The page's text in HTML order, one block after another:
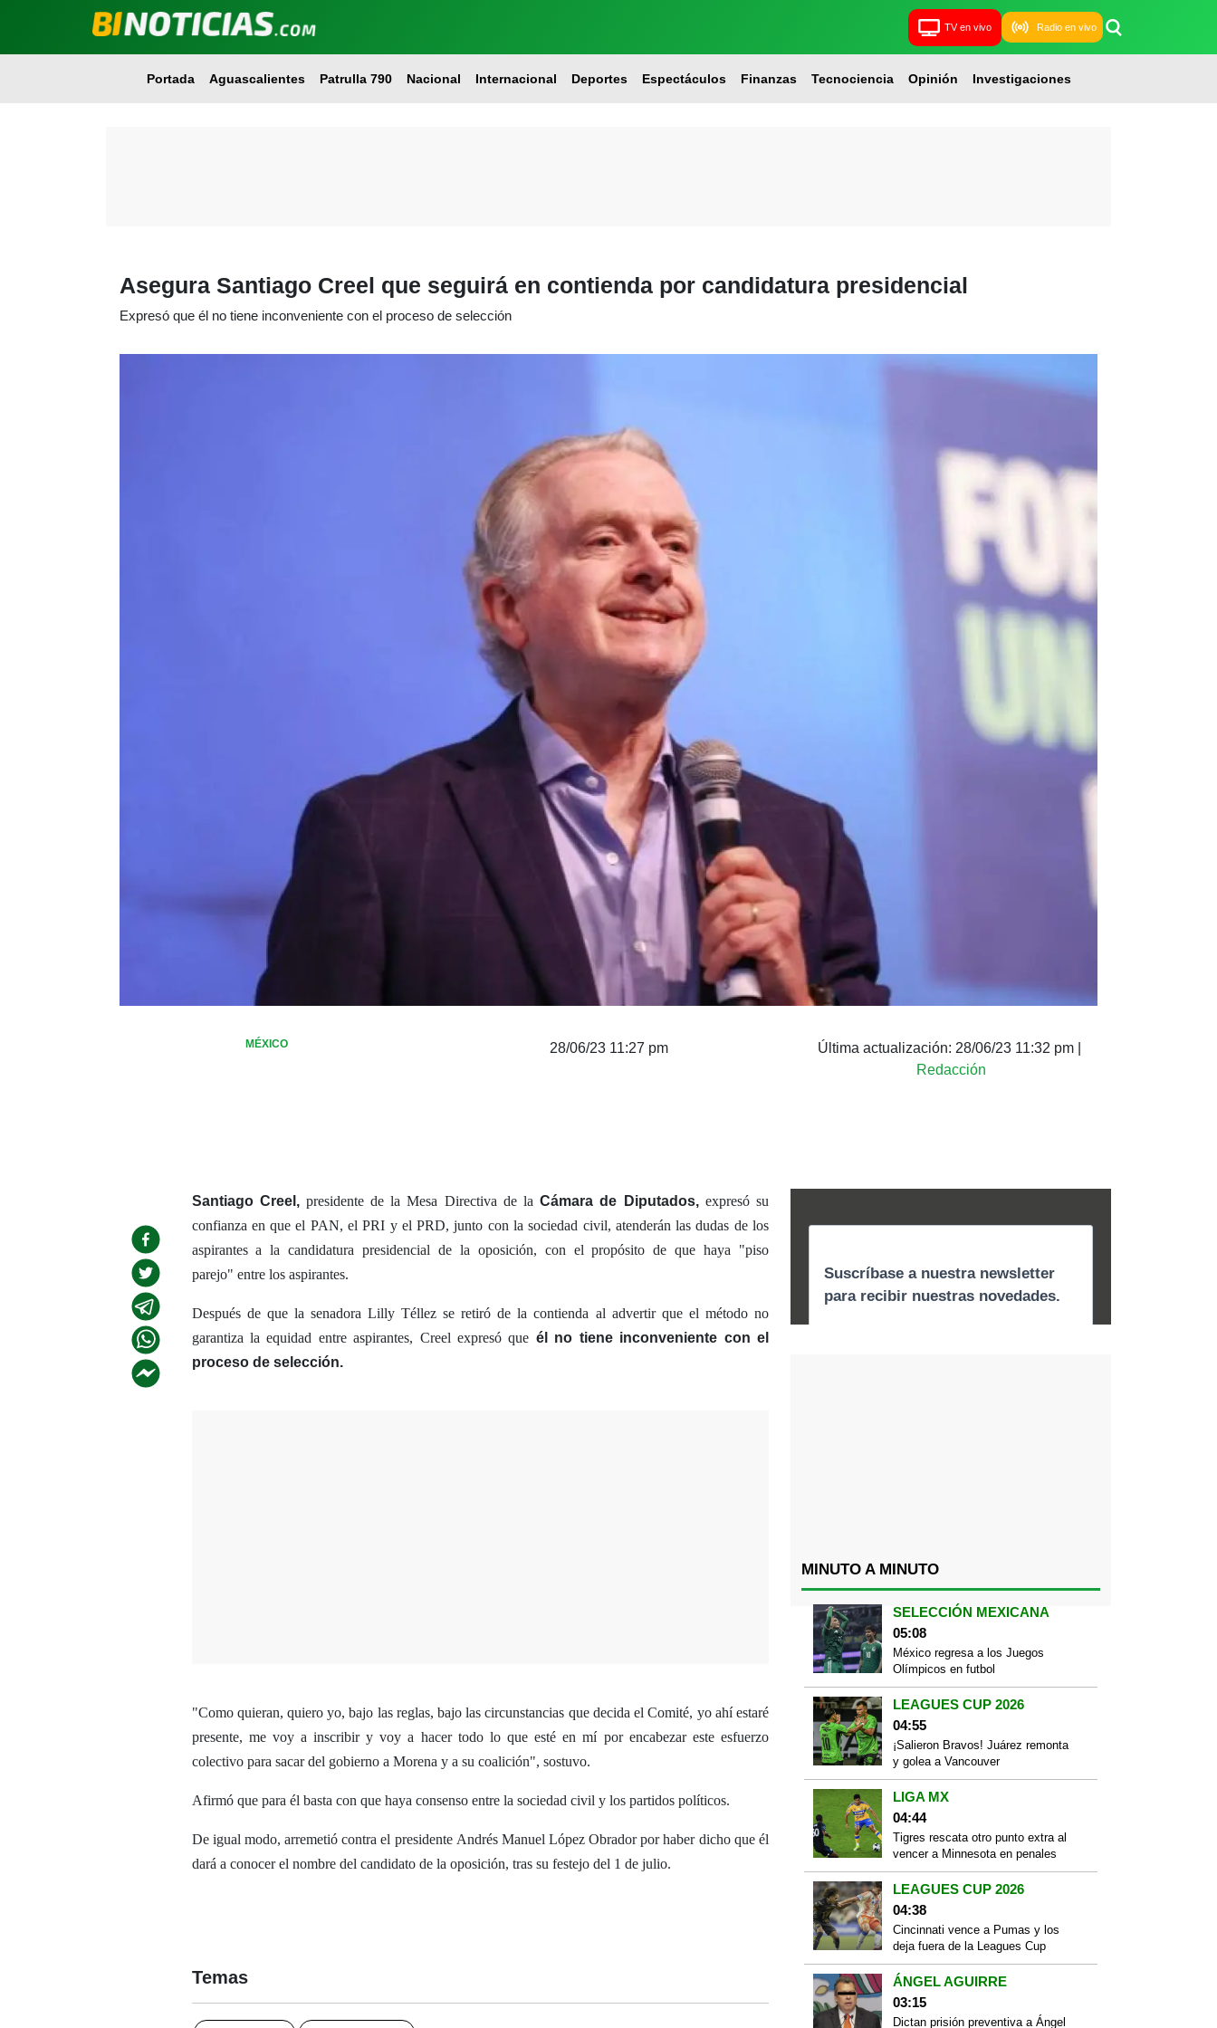
TV en vivo Radio en vivo
Portada Aguascalientes Patrulla 790 Nacional Internacional Deportes Espectáculos Finanzas Tecnociencia Opinión Investigaciones
Asegura Santiago Creel que seguirá en contienda por candidatura presidencial
Expresó que él no tiene inconveniente con el proceso de selección
MÉXICO 28/06/23 11:27 pm Última actualización: 28/06/23 11:32 pm|
Redacción
Santiago Creel,presidente de la Mesa Directiva de laCámara de Diputados, expresó su
confianza en que el PAN, el PRI y el PRD, junto con la sociedad civil, atenderán las dudas de los
aspirantes a la candidatura presidencial de la oposición, con el propósito de que haya "piso
parejo" entre los aspirantes.
Después de que la senadora Lilly Téllez se retiró de la contienda al advertir que el método no
garantiza la equidad entre aspirantes, Creel expresó que él no tiene inconveniente con el
proceso de selección.
"Como quieran, quiero yo, bajo las reglas, bajo las circunstancias que decida el Comité, yo ahí estaré
presente, me voy a inscribir y voy a hacer todo lo que esté en mí por encabezar este esfuerzo
colectivo para sacar del gobierno a Morena y a su coalición", sostuvo.
Afirmó que para él basta con que haya consenso entre la sociedad civil y los partidos políticos.
De igual modo, arremetió contra el presidente Andrés Manuel López Obrador por haber dicho que él
dará a conocer el nombre del candidato de la oposición, tras su festejo del 1 de julio.
Temas
MINUTO A MINUTO
SELECCIÓN MEXICANA
05:08
México regresa a los Juegos
Olímpicos en futbol
LEAGUES CUP 2026
04:55
¡Salieron Bravos! Juárez remonta
y golea a Vancouver
LIGA MX
04:44
Tigres rescata otro punto extra al
vencer a Minnesota en penales
LEAGUES CUP 2026
04:38
Cincinnati vence a Pumas y los
deja fuera de la Leagues Cup
ÁNGEL AGUIRRE
03:15
Dictan prisión preventiva a Ángel